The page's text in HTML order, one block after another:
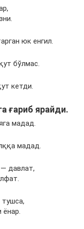
юк енгил.
бўлмас.
кетди.
ғариб ярайди.
мадад.
мадад.
давлат,
тушса,
ёнар.